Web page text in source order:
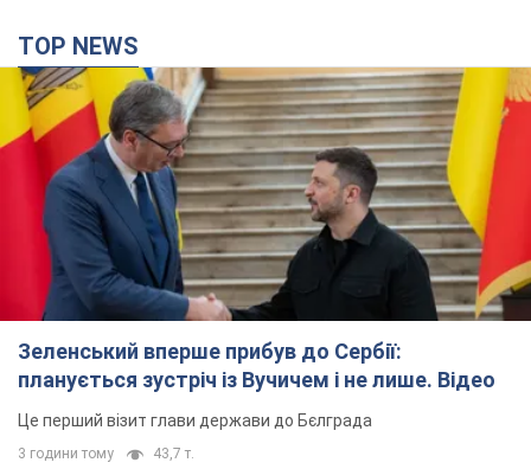
TOP NEWS
Зеленський вперше прибув до Сербії:
планується зустріч із Вучичем і не лише. Відео
Це перший візит глави держави до Бєлграда
3 години тому 43,7 т.